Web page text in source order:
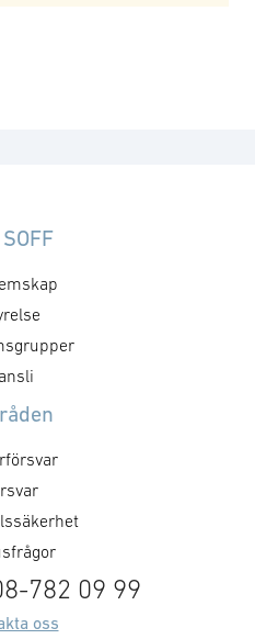
782 09 99
oss